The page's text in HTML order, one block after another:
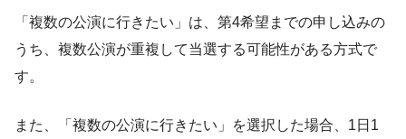
「複数の公演に行きたい」は、第4希望までの申し込みの
うち、複数公演が重複して当選する可能性がある方式で
す。
また、「複数の公演に行きたい」を選択した場合、1日1